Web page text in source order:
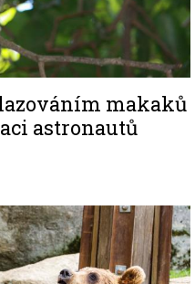
makaků
astronautů